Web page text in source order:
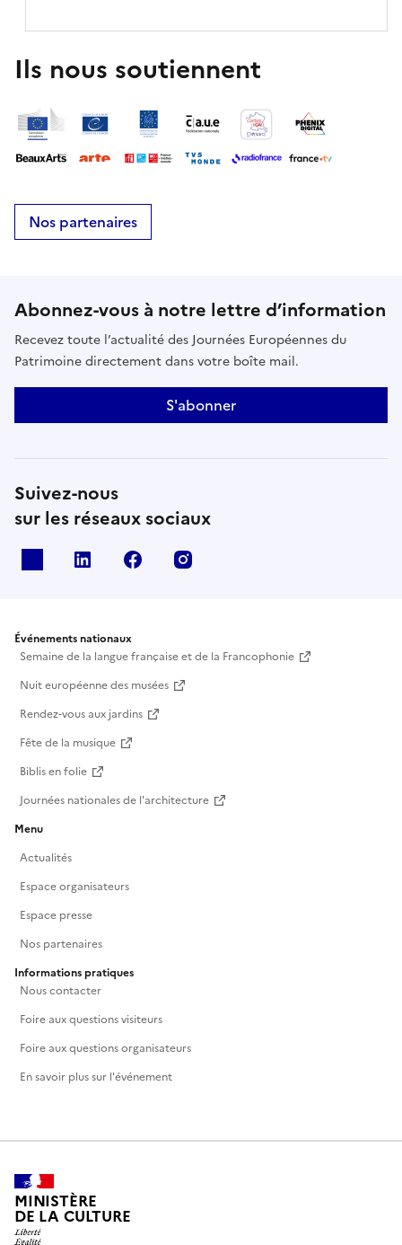
Ils nous soutiennent
Nos partenaires
Abonnez-vous à notre lettre d’information
Recevez toute l’actualité des Journées Européennes du
Patrimoine directement dans votre boîte mail.
S'abonner
Suivez-nous
sur les réseaux sociaux
Linkedin Facebook
Événements nationaux
Semaine de la langue française et de la Francophonie
Nuit européenne des musées
Rendez-vous aux jardins
Fête de la musique
Biblis en folie
Journées nationales de l'architecture
Menu
Actualités
Espace organisateurs
Espace presse
Nos partenaires
Informations pratiques
Nous contacter
Foire aux questions visiteurs
Foire aux questions organisateurs
En savoir plus sur l'événement
MINISTÈRE
DE LA CULTURE